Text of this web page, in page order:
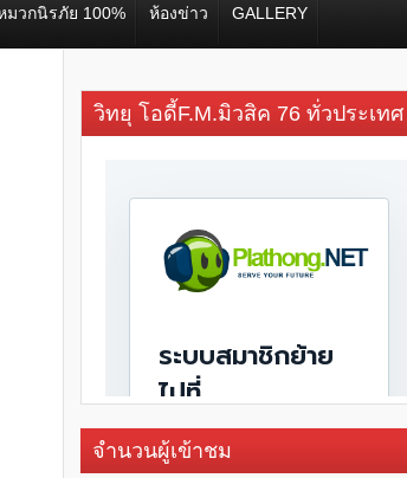
วกนิรภัย 100% ห้องข่าว GALLERY
วิทยุ โอดี้F.M.มิวสิค 76 ทั่วประเทศ
จำนวนผู้เข้าชม